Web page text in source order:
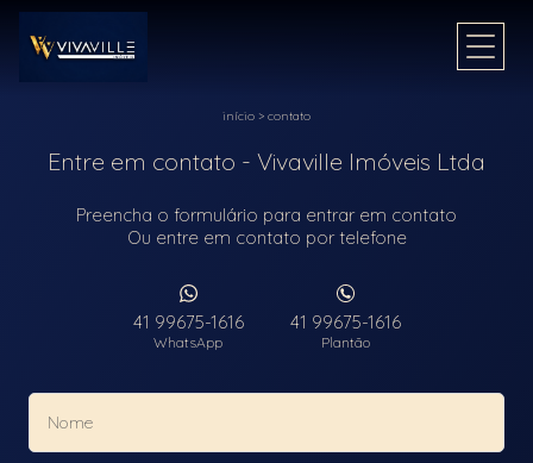
início > contato
Entre em contato - Vivaville Imóveis Ltda
Preencha o formulário para entrar em contato
Ou entre em contato por telefone
41 99675-1616
WhatsApp
41 99675-1616
Plantão